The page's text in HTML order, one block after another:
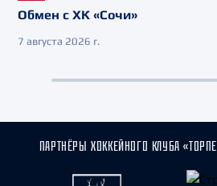
Обмен с ХК «Сочи»
7 августа 2026 г.
ПАРТНЁРЫ ХОККЕЙНОГО КЛУБА